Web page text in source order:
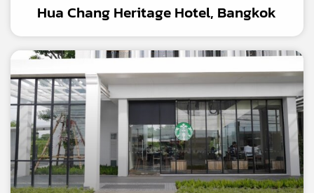
Hua Chang Heritage Hotel, Bangkok